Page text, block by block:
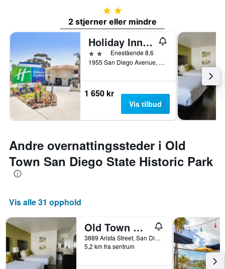
2 stjerner
2 stjerner eller mindre
Holiday Inn Express San Diego Airport-Old Town By IHG
2 stjernerEnestående 8,6
1955 San Diego Avenue, San Diego, CA, USA
1 650 kr
Vis tilbud
Andre overnattingssteder i Old
Town San Diego State Historic Park
Vis alle 31 opphold
Old Town Western Inn & Suites
3889 Arista Street, San Diego, CA, USA
5,2 km fra sentrum